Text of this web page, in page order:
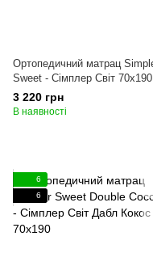
Ортопедичний матрац
Sweet - Сімплер Світ 70x190
3 220 грн
В наявності
6
6